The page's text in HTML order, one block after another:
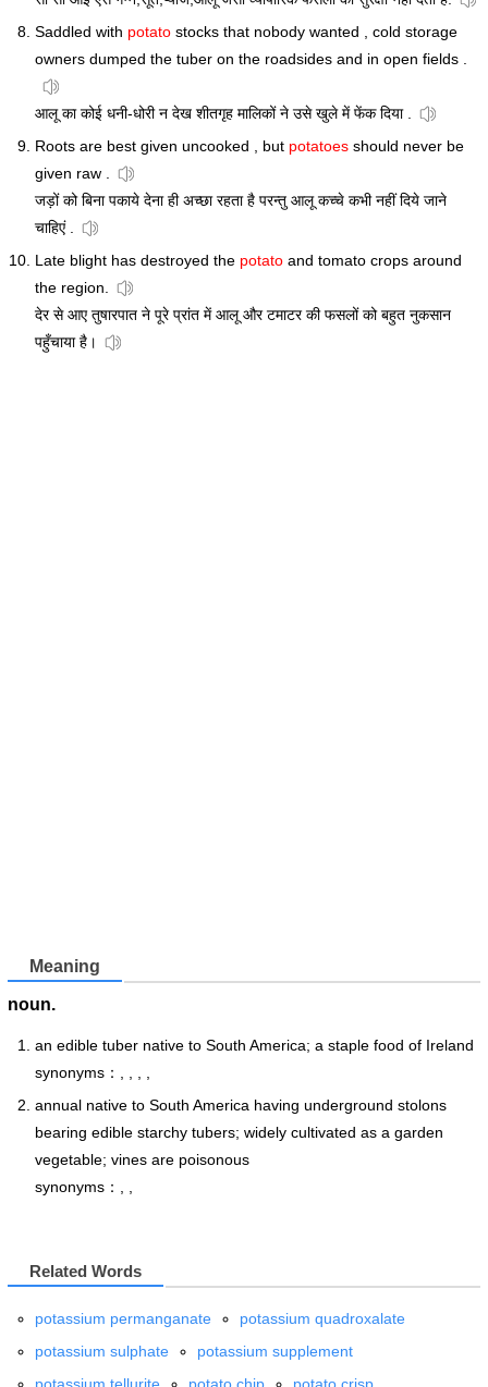
Saddled with potato stocks that nobody wanted , cold storage
owners dumped the tuber on the roadsides and in open fields .
आलू का कोई धनी-धोरी न देख शीतगृह मालिकों ने उसे खुले में फेंक दिया .
Roots are best given uncooked , but potatoes should never be
given raw .
जड़ों को बिना पकाये देना ही अच्छा रहता है परन्तु आलू कच्चे कभी नहीं दिये जाने
चाहिएं .
Late blight has destroyed the potato and tomato crops around
the region.
देर से आए तुषारपात ने पूरे प्रांत में आलू और टमाटर की फसलों को बहुत नुकसान
पहुँचाया है।
Meaning
noun.
an edible tuber native to South America; a staple food of Ireland
synonyms：, , , ,
annual native to South America having underground stolons
bearing edible starchy tubers; widely cultivated as a garden
vegetable; vines are poisonous
synonyms：, ,
Related Words
potassium permanganate
potassium quadroxalate
potassium sulphate
potassium supplement
potassium tellurite
potato chip potato crisp